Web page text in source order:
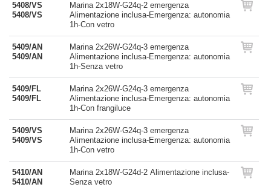
5408/VS
5408/VS
Marina 2x18W-G24q-2 emergenza
Alimentazione inclusa-Emergenza: autonomia
1h-Con vetro
5409/AN
5409/AN
Marina 2x26W-G24q-3 emergenza
Alimentazione inclusa-Emergenza: autonomia
1h-Senza vetro
5409/FL
5409/FL
Marina 2x26W-G24q-3 emergenza
Alimentazione inclusa-Emergenza: autonomia
1h-Con frangiluce
5409/VS
5409/VS
Marina 2x26W-G24q-3 emergenza
Alimentazione inclusa-Emergenza: autonomia
1h-Con vetro
5410/AN
5410/AN
Marina 2x18W-G24d-2 Alimentazione inclusa-
Senza vetro